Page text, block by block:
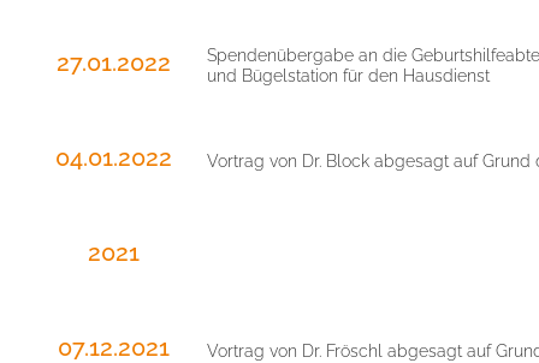
27.01.2022
Spendenübergabe an die
und Bügelstation für den Hausdienst
04.01.2022 Vortrag von Dr. Block abgesagt auf
2021
07.12.2021 Vortrag von Dr. Fröschl abgesagt auf